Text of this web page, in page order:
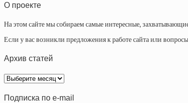
О проекте
На этом сайте мы собираем самые интересные,
Если у вас возникли предложения к работе сайта или
Архив статей
Архив
статей
Подписка по e-mail